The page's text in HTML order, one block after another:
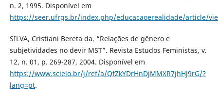
n. 2, 1995. Disponível em
https://seer.ufrgs.br/index.php/educacaoerealidade/article/
SILVA, Cristiani Bereta da. “Relações de gênero e
subjetividades no devir MST”. Revista Estudos Feministas, v.
12, n. 01, p. 269-287, 2004. Disponível em
https://www.scielo.br/j/ref/a/QfZkYDrHnDjMMXR7jhHJ9rG/?
lang=pt.